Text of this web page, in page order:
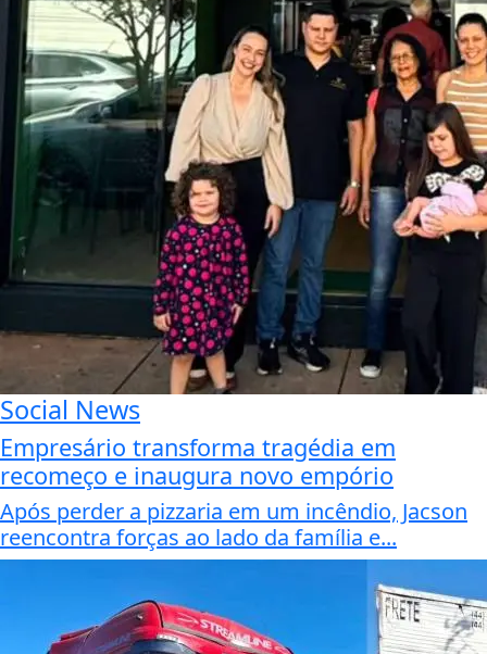
Social News
Empresário transforma tragédia em
recomeço e inaugura novo empório
Após perder a pizzaria em um incêndio, Jacson
reencontra forças ao lado da família e...